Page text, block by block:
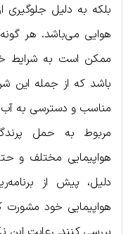
بلکه به دلیل
هوایی می‌باشد. هر گونه
ممکن است به شرایط
باشد که از جمله این
مناسب و دسترسی به آب
مربوط به حمل
هواپیمایی مختلف و
دلیل، پیش از
هواپیمایی خود مشورت